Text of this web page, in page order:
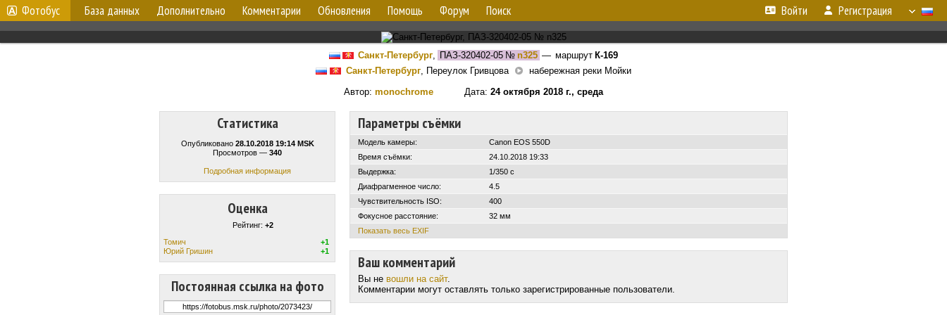
Фотобус База данных Дополнительно Комментарии Обновления Помощь Форум Поиск Войти Регистрация
Санкт-Петербург, ПАЗ-320402-05 № n325 — маршрут К-169
Санкт-Петербург, Переулок Гривцова
набережная реки Мойки
Автор: monochrome Дата: 24 октября 2018 г., среда
Статистика
Опубликовано 28.10.2018 19:14 MSK
Просмотров — 340
Подробная информация
Оценка
Рейтинг: +2
Томич
+1
Юрий Гришин
+1
Постоянная ссылка на фото
Параметры съёмки
Модель камеры:
Canon EOS 550D
Время съёмки:
24.10.2018 19:33
Выдержка:
1/350 с
Диафрагменное число:
4.5
Чувствительность ISO:
400
Фокусное расстояние:
32 мм
Показать весь EXIF
Ваш комментарий
Вы не вошли на сайт.
Комментарии могут оставлять только зарегистрированные пользователи.